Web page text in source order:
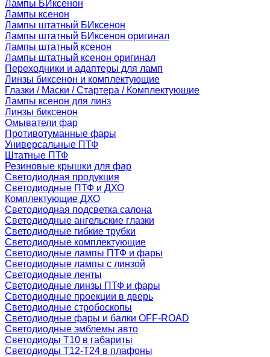
Лампы БИксенон
Лампы ксенон
Лампы штатный БИксенон
Лампы штатный БИксенон оригинал
Лампы штатный ксенон
Лампы штатный ксенон оригинал
Переходники и адаптеры для ламп
Линзы биксенон и комплектующие
Глазки / Маски / Стартера / Комплектующие
Лампы ксенон для линз
Линзы биксенон
Омыватели фар
Противотуманные фары
Универсальные ПТФ
Штатные ПТФ
Резиновые крышки для фар
Светодиодная продукция
Светодиодные ПТФ и ДХО
Комплектующие ДХО
Светодиодная подсветка салона
Светодиодные ангельские глазки
Светодиодные гибкие трубки
Светодиодные комплектующие
Светодиодные лампы ПТФ и фары
Светодиодные лампы с линзой
Светодиодные ленты
Светодиодные линзы ПТФ и фары
Светодиодные проекции в дверь
Светодиодные стробоскопы
Светодиодные фары и балки OFF-ROAD
Светодиодные эмблемы авто
Светодиоды T10 в габариты
Светодиоды T12-T24 в плафоны